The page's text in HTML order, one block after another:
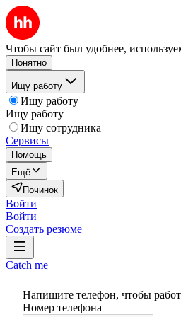
Чтобы сайт был удобнее,
Понятно
Ищу работу
Ищу работу
Ищу работу
Ищу сотрудника
Сервисы
Помощь
Ещё
Починок
Войти
Войти
Создать резюме
Catch me
Напишите телефон, чтобы
Номер телефона